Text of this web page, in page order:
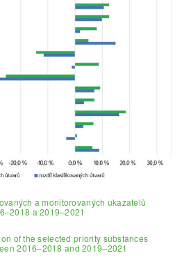
a monitorovaných ukazatelů
a 2019–2021
of the selected priority substances
2016–2018 and 2019–2021